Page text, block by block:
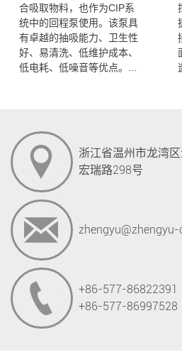
合吸取物料，也作为CIP系
统中的回程泵使用。该泵具
有卓越的抽吸能力、卫生性
好、易清洗、低维护成本、
低电耗、低噪音等优点。...
浙江省温州市龙湾
宏瑞路298号
+86-577-86822391
+86-577-86997528